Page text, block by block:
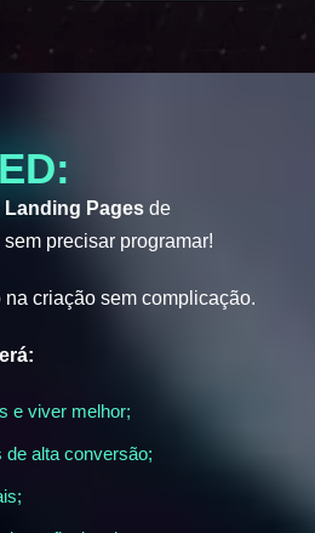
Landing Pages de
sem precisar programar!
criação sem complicação.
e viver melhor;
de alta conversão;